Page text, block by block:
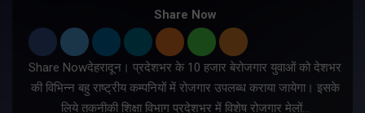
Share Now
Share Nowदेहरादून। प्रदेशभर के 10 हजार बेरोजगार युवाओं को देशभर
की विभिन्न बहु राष्ट्रीय कम्पनियों में रोजगार उपलब्ध कराया जायेगा। इसके
लिये तकनीकी शिक्षा विभाग प्रदेशभर में विशेष रोजगार मेलों…